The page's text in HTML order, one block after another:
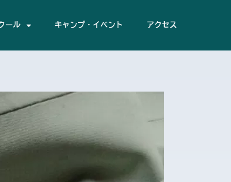
ール キャンプ・イベント アクセス